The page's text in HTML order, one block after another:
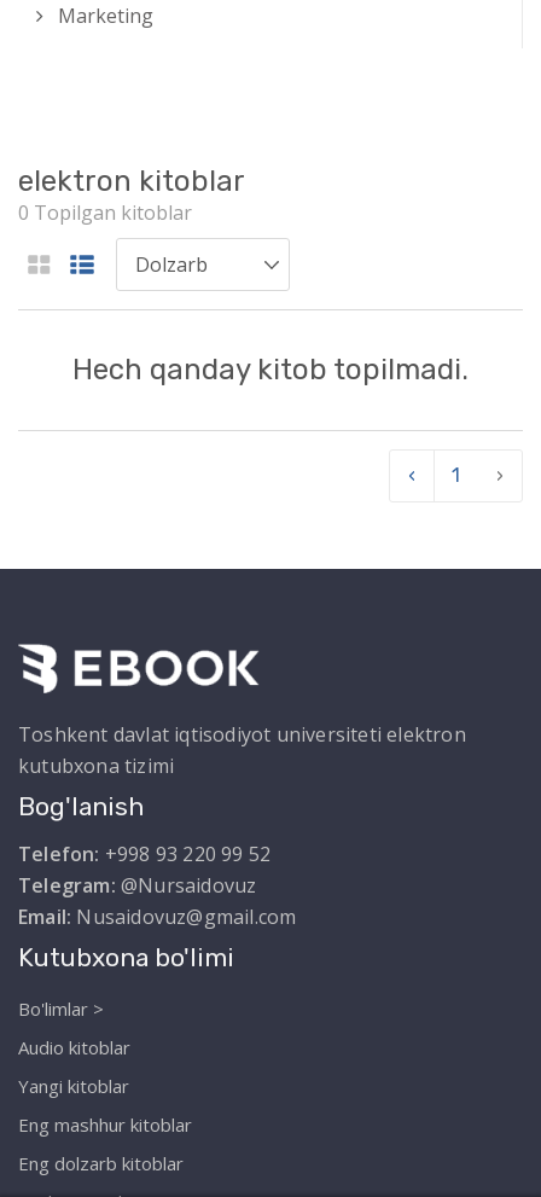
Marketing
elektron kitoblar
0 Topilgan kitoblar
Hech qanday kitob topilmadi.
‹ 1 ›
Toshkent davlat iqtisodiyot universiteti elektron
kutubxona tizimi
Bog'lanish
Telefon: +998 93 220 99 52
Telegram: @Nursaidovuz
Email: Nusaidovuz@gmail.com
Kutubxona bo'limi
Bo'limlar >
Audio kitoblar
Yangi kitoblar
Eng mashhur kitoblar
Eng dolzarb kitoblar